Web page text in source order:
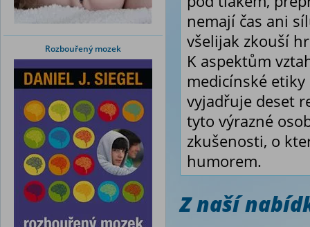
Rozbouřený mozek
nemají čas ani
všelijak zkouší
K aspektům
medicínské
vyjadřuje deset
tyto výrazné
zkušenosti, o
humorem.
Z naší